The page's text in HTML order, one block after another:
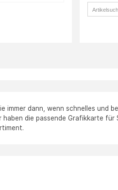
immer dann, wenn schnelles und
die passende Grafikkarte für